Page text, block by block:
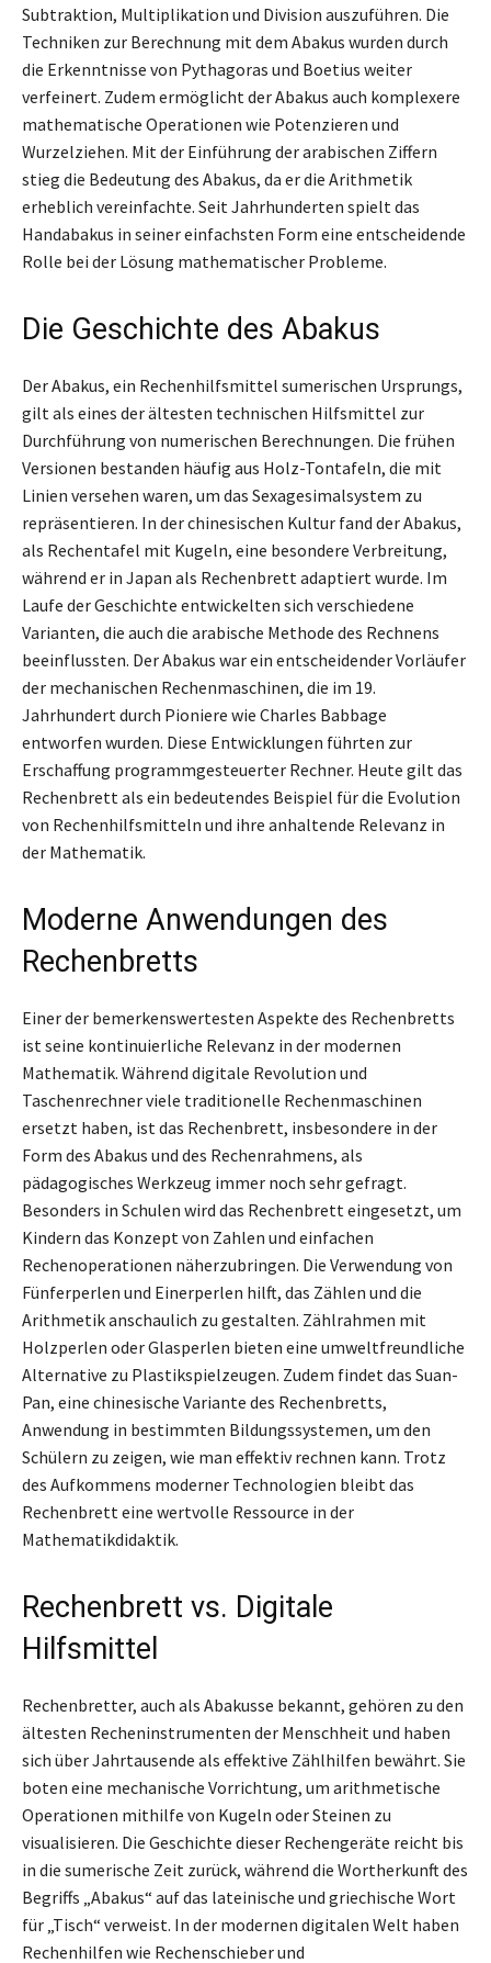
Subtraktion, Multiplikation und Division auszuführen. Die
Techniken zur Berechnung mit dem Abakus wurden durch
die Erkenntnisse von Pythagoras und Boetius weiter
verfeinert. Zudem ermöglicht der Abakus auch komplexere
mathematische Operationen wie Potenzieren und
Wurzelziehen. Mit der Einführung der arabischen Ziffern
stieg die Bedeutung des Abakus, da er die Arithmetik
erheblich vereinfachte. Seit Jahrhunderten spielt das
Handabakus in seiner einfachsten Form eine entscheidende
Rolle bei der Lösung mathematischer Probleme.
Die Geschichte des Abakus
Der Abakus, ein Rechenhilfsmittel sumerischen Ursprungs,
gilt als eines der ältesten technischen Hilfsmittel zur
Durchführung von numerischen Berechnungen. Die frühen
Versionen bestanden häufig aus Holz-Tontafeln, die mit
Linien versehen waren, um das Sexagesimalsystem zu
repräsentieren. In der chinesischen Kultur fand der Abakus,
als Rechentafel mit Kugeln, eine besondere Verbreitung,
während er in Japan als Rechenbrett adaptiert wurde. Im
Laufe der Geschichte entwickelten sich verschiedene
Varianten, die auch die arabische Methode des Rechnens
beeinflussten. Der Abakus war ein entscheidender Vorläufer
der mechanischen Rechenmaschinen, die im 19.
Jahrhundert durch Pioniere wie Charles Babbage
entworfen wurden. Diese Entwicklungen führten zur
Erschaffung programmgesteuerter Rechner. Heute gilt das
Rechenbrett als ein bedeutendes Beispiel für die Evolution
von Rechenhilfsmitteln und ihre anhaltende Relevanz in
der Mathematik.
Moderne Anwendungen des
Rechenbretts
Einer der bemerkenswertesten Aspekte des Rechenbretts
ist seine kontinuierliche Relevanz in der modernen
Mathematik. Während digitale Revolution und
Taschenrechner viele traditionelle Rechenmaschinen
ersetzt haben, ist das Rechenbrett, insbesondere in der
Form des Abakus und des Rechenrahmens, als
pädagogisches Werkzeug immer noch sehr gefragt.
Besonders in Schulen wird das Rechenbrett eingesetzt, um
Kindern das Konzept von Zahlen und einfachen
Rechenoperationen näherzubringen. Die Verwendung von
Fünferperlen und Einerperlen hilft, das Zählen und die
Arithmetik anschaulich zu gestalten. Zählrahmen mit
Holzperlen oder Glasperlen bieten eine umweltfreundliche
Alternative zu Plastikspielzeugen. Zudem findet das Suan-
Pan, eine chinesische Variante des Rechenbretts,
Anwendung in bestimmten Bildungssystemen, um den
Schülern zu zeigen, wie man effektiv rechnen kann. Trotz
des Aufkommens moderner Technologien bleibt das
Rechenbrett eine wertvolle Ressource in der
Mathematikdidaktik.
Rechenbrett vs. Digitale
Hilfsmittel
Rechenbretter, auch als Abakusse bekannt, gehören zu den
ältesten Recheninstrumenten der Menschheit und haben
sich über Jahrtausende als effektive Zählhilfen bewährt. Sie
boten eine mechanische Vorrichtung, um arithmetische
Operationen mithilfe von Kugeln oder Steinen zu
visualisieren. Die Geschichte dieser Rechengeräte reicht bis
in die sumerische Zeit zurück, während die Wortherkunft des
Begriffs „Abakus“ auf das lateinische und griechische Wort
für „Tisch“ verweist. In der modernen digitalen Welt haben
Rechenhilfen wie Rechenschieber und